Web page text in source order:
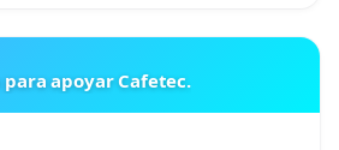
para apoyar Cafetec.